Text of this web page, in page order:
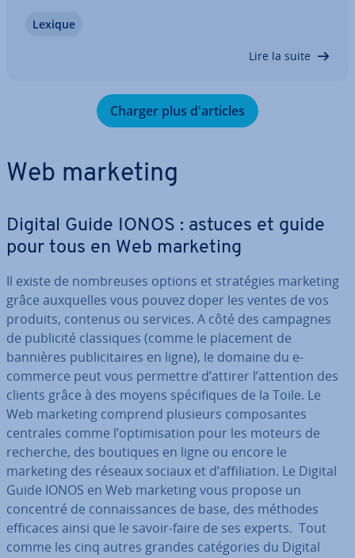
Chatting ou d’évé­ne­ments. La pla­te­forme combine
Lexique
Lire la suite
Charger plus d'ar­ticles
Web marketing
Digital Guide IONOS : astuces et guide
pour tous en Web marketing
Il existe de nom­breuses options et stra­té­gies marketing
grâce aux­quelles vous pouvez doper les ventes de vos
produits, contenus ou services. A côté des campagnes
de publicité clas­siques (comme le placement de
bannières pu­bli­ci­taires en ligne), le domaine du e-
commerce peut vous permettre d’attirer l’attention des
clients grâce à des moyens spé­ci­fiques de la Toile. Le
Web marketing comprend plusieurs com­po­santes
centrales comme l’op­ti­mi­sa­tion pour les moteurs de
recherche, des boutiques en ligne ou encore le
marketing des réseaux sociaux et d’af­fi­lia­tion. Le Digital
Guide IONOS en Web marketing vous propose un
concentré de con­nais­sances de base, des méthodes
efficaces ainsi que le savoir-faire de ses experts. Tout
comme les cinq autres grandes ca­té­go­ries du Digital